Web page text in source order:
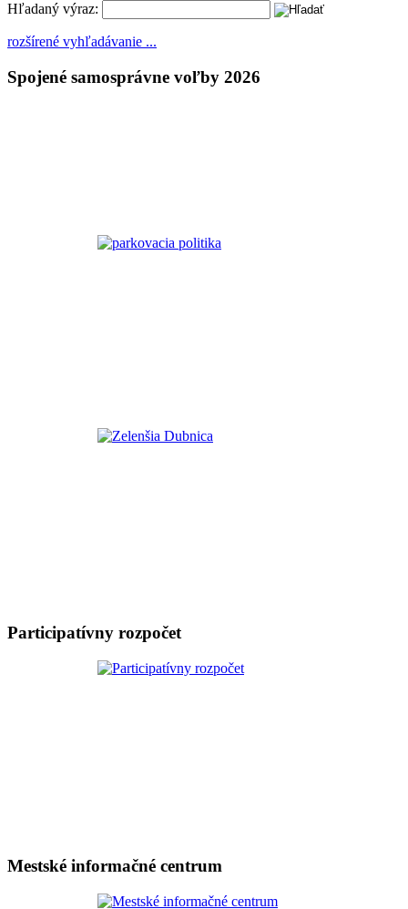
Hľadaný výraz:
rozšírené vyhľadávanie ...
Spojené samosprávne voľby 2026
Participatívny rozpočet
Mestské informačné centrum